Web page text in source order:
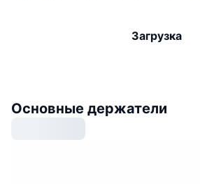
Загрузка
Основные держатели